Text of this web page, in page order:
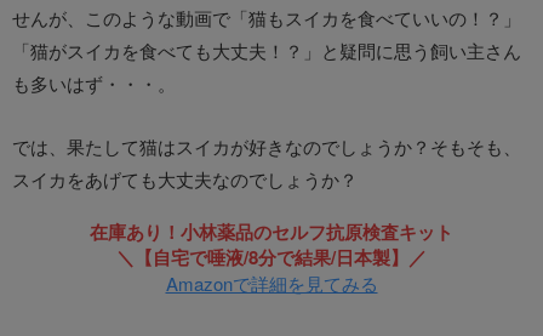
せんが、このような動画で「猫もスイカを食べていいの！？」
「猫がスイカを食べても大丈夫！？」と疑問に思う飼い主さん
も多いはず・・・。
では、果たして猫はスイカが好きなのでしょうか？そもそも、
スイカをあげても大丈夫なのでしょうか？
在庫あり！小林薬品のセルフ抗原検査キット
＼【自宅で唾液/8分で結果/日本製】／
Amazonで詳細を見てみる